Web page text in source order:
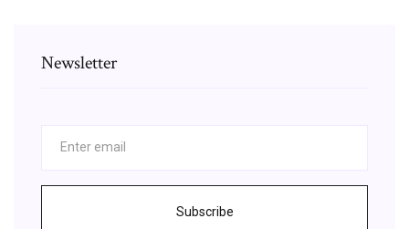
Newsletter
Subscribe